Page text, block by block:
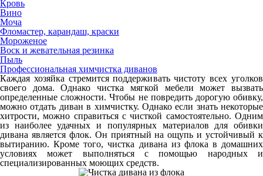
Кровь
Вино
Моча
Фломастер, карандаш, краски
Мороженое
Воск и жевательная резинка
Пыль
Профессиональная химчистка диванов
Каждая хозяйка стремится поддерживать чистоту всех уголков
своего дома. Однако чистка мягкой мебели может вызвать
определенные сложности. Чтобы не повредить дорогую обивку,
можно отдать диван в химчистку. Однако если знать некоторые
хитрости, можно справиться с чисткой самостоятельно. Одним
из наиболее удачных и популярных материалов для обивки
дивана является флок. Он приятный на ощупь и устойчивый к
вытиранию. Кроме того, чистка дивана из флока в домашних
условиях может выполняться с помощью народных и
специализированных моющих средств.